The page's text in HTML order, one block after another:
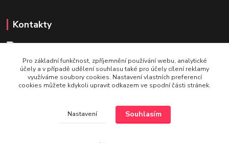
Kontakty
+420 604 921 321
v pracovní době po - pá 9 - 16
Pro základní funkčnost, zpříjemnění používání webu, analytické
účely a v případě udělení souhlasu také pro účely cílení reklamy
využíváme soubory cookies. Nastavení vlastních preferencí
cookies můžete kdykoli upravit odkazem ve spodní části stránek.
Nastavení Souhlasím